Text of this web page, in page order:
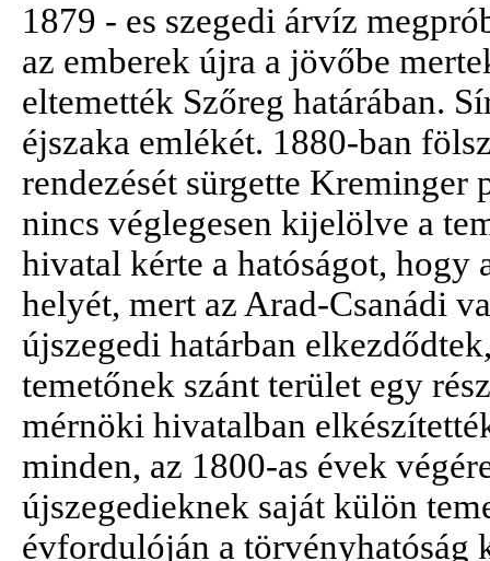
1879 - es szegedi árvíz
az emberek újra a jövőbe
eltemették Szőreg határában.
éjszaka emlékét. 1880-ban
rendezését sürgette
nincs véglegesen kijelölve a
hivatal kérte a hatóságot,
helyét, mert az Arad-Csanádi
újszegedi határban
temetőnek szánt terület egy
mérnöki hivatalban
minden, az 1800-as évek
újszegedieknek saját külön
évfordulóján a törvényhatóság